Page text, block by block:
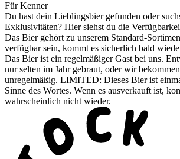
Für Kenner
Du hast dein Lieblingsbier gefunden oder
Exklusivitäten? Hier siehst du die
Das Bier gehört zu unserem Standard-
verfügbar sein, kommt es sicherlich bald
Das Bier ist ein regelmäßiger Gast bei uns.
nur selten im Jahr gebraut, oder wir
unregelmäßig. LIMITED: Dieses Bier ist
Sinne des Wortes. Wenn es ausverkauft ist,
wahrscheinlich nicht wieder.